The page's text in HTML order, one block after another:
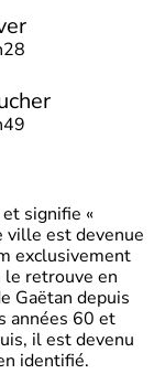
signifie «
ville est devenue
exclusivement
le retrouve en
Gaëtan depuis
années 60 et
il est devenu
identifié.